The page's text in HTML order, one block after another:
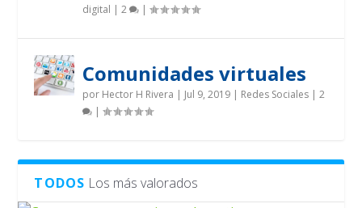
digital |2 |
Comunidades virtuales
por Hector H Rivera | Jul 9, 2019 | Redes Sociales |2
|
TODOS Los más valorados